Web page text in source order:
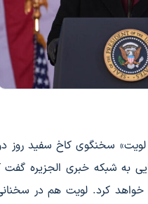
سخنگوی کاخ سفید روز
به شبکه خبری الجزیره
خواهد کرد. لویت هم در